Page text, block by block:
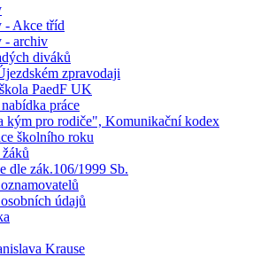
- Akce tříd
- archiv
diváků
zpravodaji
PaedF UK
práce
kým pro rodiče", Komunikační kodex
školního roku
dle zák.106/1999 Sb.
údajů
Krause